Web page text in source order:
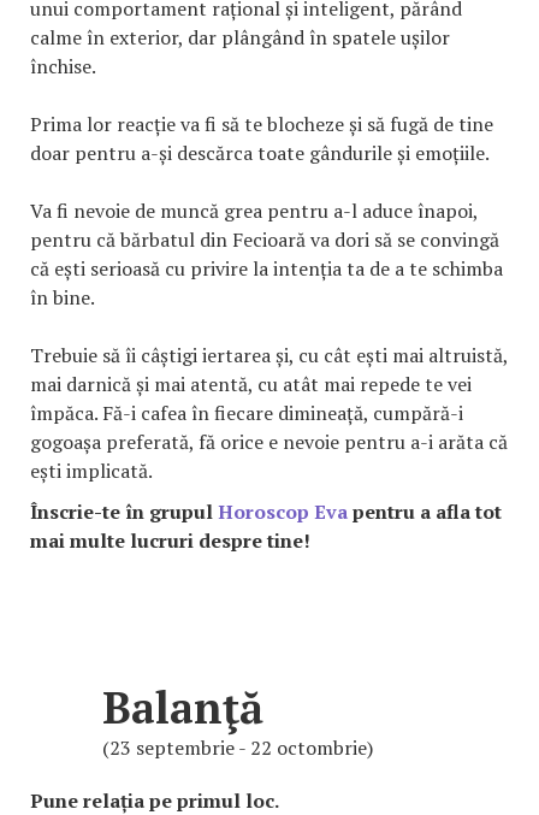
unui comportament rațional și inteligent, părând
calme în exterior, dar plângând în spatele ușilor
închise.
Prima lor reacție va fi să te blocheze și să fugă de tine
doar pentru a-și descărca toate gândurile și emoțiile.
Va fi nevoie de muncă grea pentru a-l aduce înapoi,
pentru că bărbatul din Fecioară va dori să se convingă
că ești serioasă cu privire la intenția ta de a te schimba
în bine.
Trebuie să îi câștigi iertarea și, cu cât ești mai altruistă,
mai darnică și mai atentă, cu atât mai repede te vei
împăca. Fă-i cafea în fiecare dimineață, cumpără-i
gogoașa preferată, fă orice e nevoie pentru a-i arăta că
ești implicată.
Înscrie-te în grupulHoroscop Evapentru a afla tot
mai multe lucruri despre tine!
Balanţă
(23 septembrie - 22 octombrie)
Pune relația pe primul loc.